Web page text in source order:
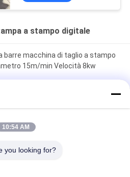
a stampo digitale
barre macchina di taglio a stampo
15m/min Velocità 8kw
Sticker Label Maker per
1000 mm Macchina di
10:54 AM
you looking for?